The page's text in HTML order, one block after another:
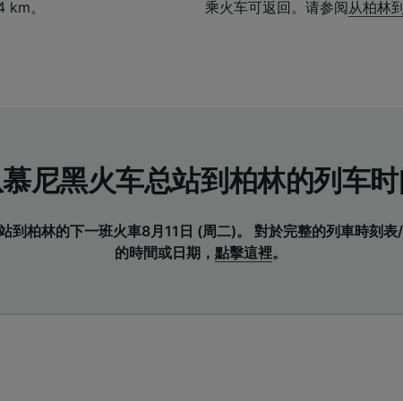
。 乘火车可返回。请参阅从柏林
尼黑火车总站到柏林的列车时
到柏林的下一班火車8月11日 (周二)。 對於完整的列車時刻
的時間或日期， 點擊這裡。